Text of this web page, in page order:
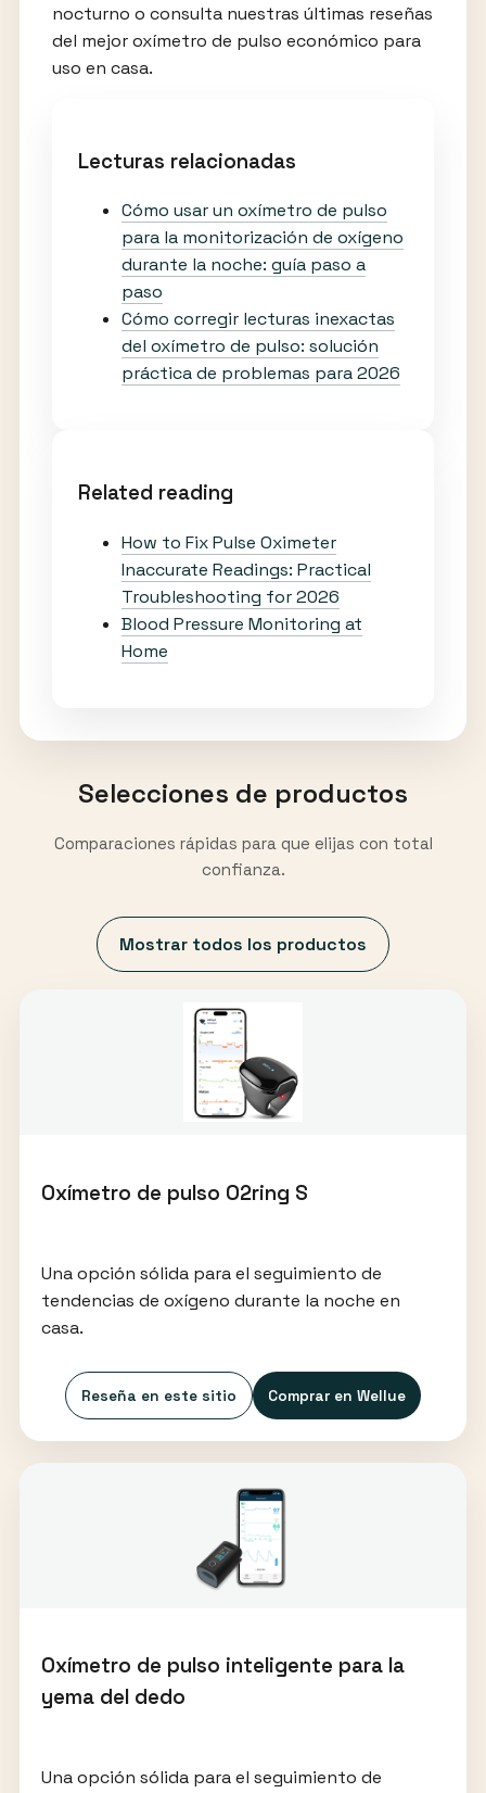
nocturno o consulta nuestras últimas reseñas
del mejor oxímetro de pulso económico para
uso en casa.
Lecturas relacionadas
Cómo usar un oxímetro de pulso
para la monitorización de oxígeno
durante la noche: guía paso a
paso
Cómo corregir lecturas inexactas
del oxímetro de pulso: solución
práctica de problemas para 2026
Related reading
How to Fix Pulse Oximeter
Inaccurate Readings: Practical
Troubleshooting for 2026
Blood Pressure Monitoring at
Home
Selecciones de productos
Comparaciones rápidas para que elijas con total
confianza.
Mostrar todos los productos
Oxímetro de pulso O2ring S
Una opción sólida para el seguimiento de
tendencias de oxígeno durante la noche en
casa.
Reseña en este sitio Comprar en Wellue
Oxímetro de pulso inteligente para la
yema del dedo
Una opción sólida para el seguimiento de